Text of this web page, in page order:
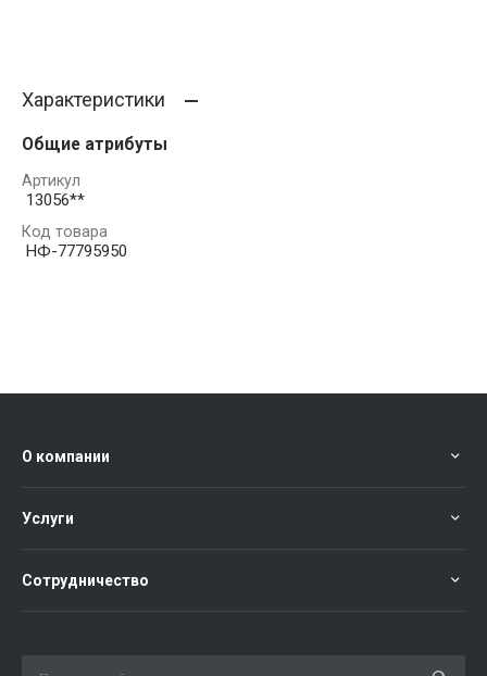
Характеристики
Общие атрибуты
Артикул
13056**
Код товара
НФ-77795950
О компании
Услуги
Сотрудничество